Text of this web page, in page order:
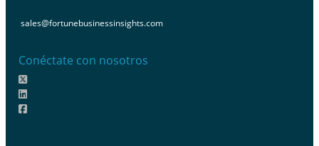
sales@fortunebusinessinsights.com
Conéctate con nosotros